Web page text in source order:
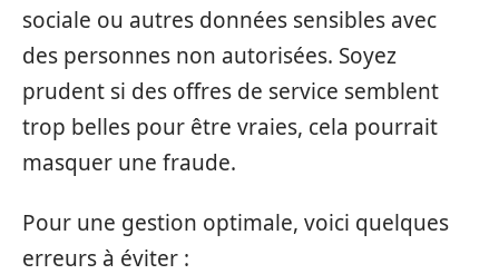
sociale ou autres données sensibles avec
des personnes non autorisées. Soyez
prudent si des offres de service semblent
trop belles pour être vraies, cela pourrait
masquer une fraude.
Pour une gestion optimale, voici quelques
erreurs à éviter :